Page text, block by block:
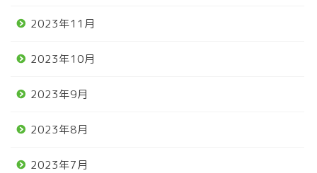
2023年11月
2023年10月
2023年9月
2023年8月
2023年7月